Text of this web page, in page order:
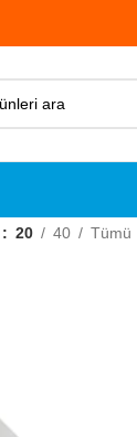
20 40 Tümü